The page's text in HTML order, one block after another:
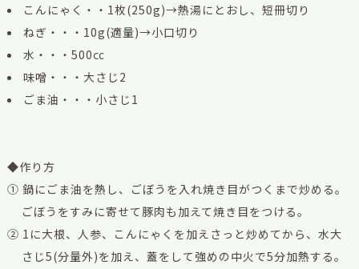
こんにゃく・・1枚(250g)→熱湯にとおし、短冊切り
ねぎ・・・10g(適量)→小口切り
水・・・500㏄
味噌・・・大さじ2
ごま油・・・小さじ1
◆作り方
① 鍋にごま油を熱し、ごぼうを入れ焼き目がつくまで炒める。
ごぼうをすみに寄せて豚肉も加えて焼き目をつける。
② 1に大根、人参、こんにゃくを加えさっと炒めてから、水大
さじ5(分量外)を加え、蓋をして強めの中火で5分加熱する。